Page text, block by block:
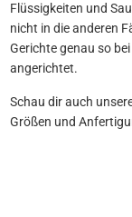
Flüssigkeiten und
nicht in die anderen
Gerichte genau so
angerichtet.
Schau dir auch
Größen und